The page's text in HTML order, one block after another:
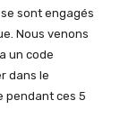
sont engagés
Nous venons
un code
dans le
pendant ces 5